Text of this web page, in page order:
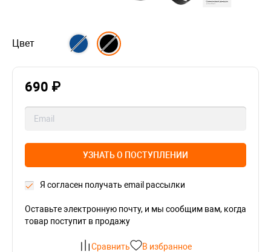
Цвет
690 ₽
УЗНАТЬ О ПОСТУПЛЕНИИ
Я согласен получать email рассылки
Оставьте электронную почту, и мы сообщим вам, когда
товар поступит в продажу
Сравнить В избранное